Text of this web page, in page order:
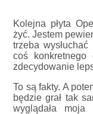
Kolejna płyta
żyć. Jestem
trzeba
coś
zdecydowanie
To są fakty. A
będzie grał tak
wyglądała moja